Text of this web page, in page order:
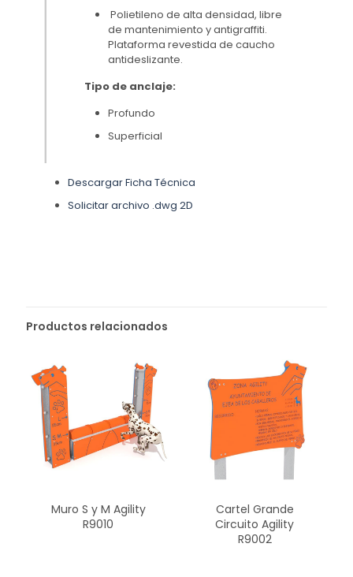
Polietileno de alta densidad, libre
de mantenimiento y antigraffiti.
Plataforma revestida de caucho
antideslizante.
Tipo de anclaje:
Profundo
Superficial
Descargar Ficha Técnica
Solicitar archivo .dwg 2D
Productos relacionados
Muro S y M Agility
R9010
Cartel Grande
Circuito Agility
R9002